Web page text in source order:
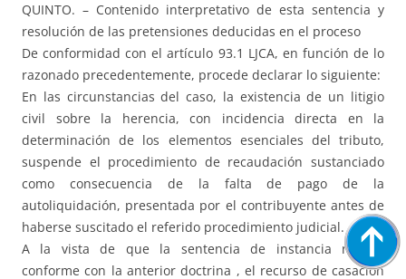
QUINTO. – Contenido interpretativo de esta sentencia y
resolución de las pretensiones deducidas en el proceso
De conformidad con el artículo 93.1 LJCA, en función de lo
razonado precedentemente, procede declarar lo siguiente:
En las circunstancias del caso, la existencia de un litigio
civil sobre la herencia, con incidencia directa en la
determinación de los elementos esenciales del tributo,
suspende el procedimiento de recaudación sustanciado
como consecuencia de la falta de pago de la
autoliquidación, presentada por el contribuyente antes de
haberse suscitado el referido procedimiento judicial.
A la vista de que la sentencia de instancia resulta
conforme con la anterior doctrina , el recurso de casación